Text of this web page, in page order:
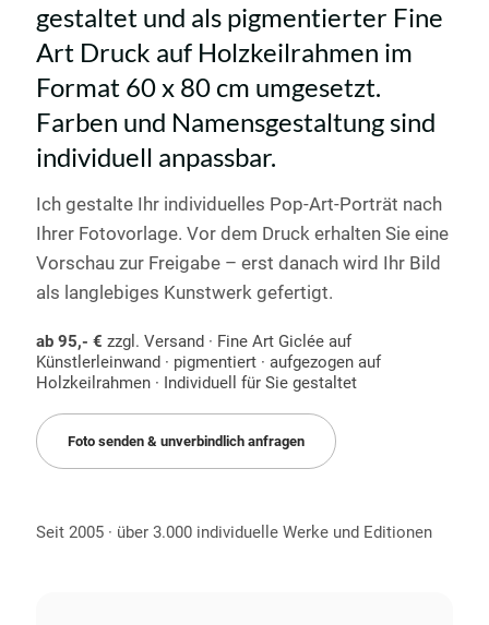
gestaltet und als pigmentierter Fine
Art Druck auf Holzkeilrahmen im
Format 60 x 80 cm umgesetzt.
Farben und Namensgestaltung sind
individuell anpassbar.
Ich gestalte Ihr individuelles Pop-Art-Porträt nach
Ihrer Fotovorlage. Vor dem Druck erhalten Sie eine
Vorschau zur Freigabe – erst danach wird Ihr Bild
als langlebiges Kunstwerk gefertigt.
ab 95,- € zzgl. Versand · Fine Art Giclée auf
Künstlerleinwand · pigmentiert · aufgezogen auf
Holzkeilrahmen · Individuell für Sie gestaltet
Foto senden & unverbindlich anfragen
Seit 2005 · über 3.000 individuelle Werke und Editionen